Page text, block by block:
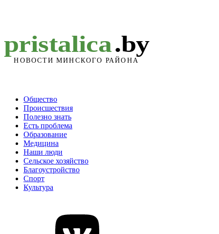
Общество
Происшествия
Полезно знать
Есть проблема
Образование
Медицина
Наши люди
Сельское хозяйство
Благоустройство
Спорт
Культура